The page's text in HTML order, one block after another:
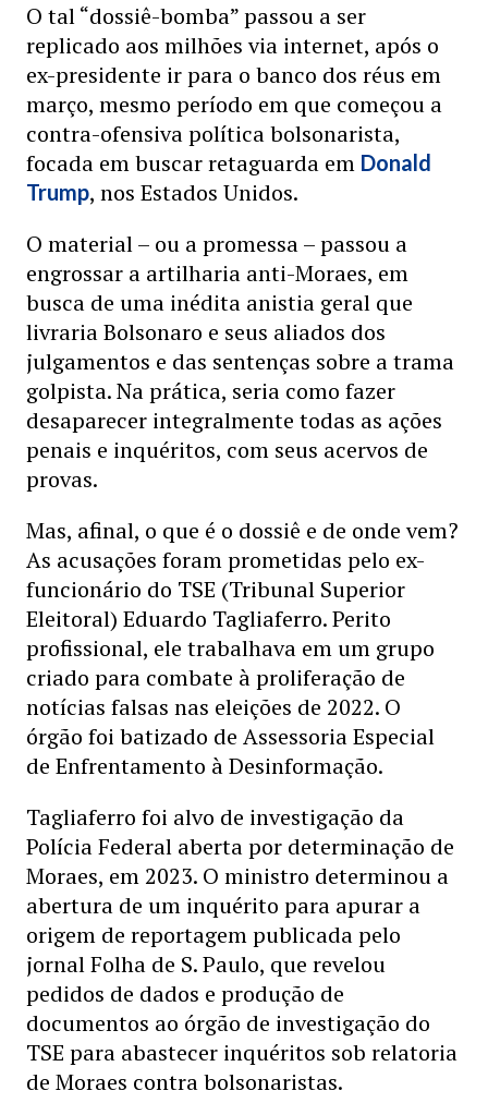
O tal “dossiê-bomba” passou a ser
replicado aos milhões via internet, após o
ex-presidente ir para o banco dos réus em
março, mesmo período em que começou a
contra-ofensiva política bolsonarista,
focada em buscar retaguarda em Donald
Trump, nos Estados Unidos.
O material – ou a promessa – passou a
engrossar a artilharia anti-Moraes, em
busca de uma inédita anistia geral que
livraria Bolsonaro e seus aliados dos
julgamentos e das sentenças sobre a trama
golpista. Na prática, seria como fazer
desaparecer integralmente todas as ações
penais e inquéritos, com seus acervos de
provas.
Mas, afinal, o que é o dossiê e de onde vem?
As acusações foram prometidas pelo ex-
funcionário do TSE (Tribunal Superior
Eleitoral) Eduardo Tagliaferro. Perito
profissional, ele trabalhava em um grupo
criado para combate à proliferação de
notícias falsas nas eleições de 2022. O
órgão foi batizado de Assessoria Especial
de Enfrentamento à Desinformação.
Tagliaferro foi alvo de investigação da
Polícia Federal aberta por determinação de
Moraes, em 2023. O ministro determinou a
abertura de um inquérito para apurar a
origem de reportagem publicada pelo
jornal Folha de S. Paulo, que revelou
pedidos de dados e produção de
documentos ao órgão de investigação do
TSE para abastecer inquéritos sob relatoria
de Moraes contra bolsonaristas.